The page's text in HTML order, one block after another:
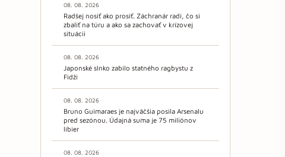
08. 08. 2026
Radšej nosiť ako prosiť. Záchranár radí, čo si
zbaliť na túru a ako sa zachovať v krízovej
situácii
08. 08. 2026
Japonské slnko zabilo statného ragbystu z
Fidži
08. 08. 2026
Bruno Guimaraes je najväčšia posila Arsenalu
pred sezónou. Údajná suma je 75 miliónov
libier
08. 08. 2026